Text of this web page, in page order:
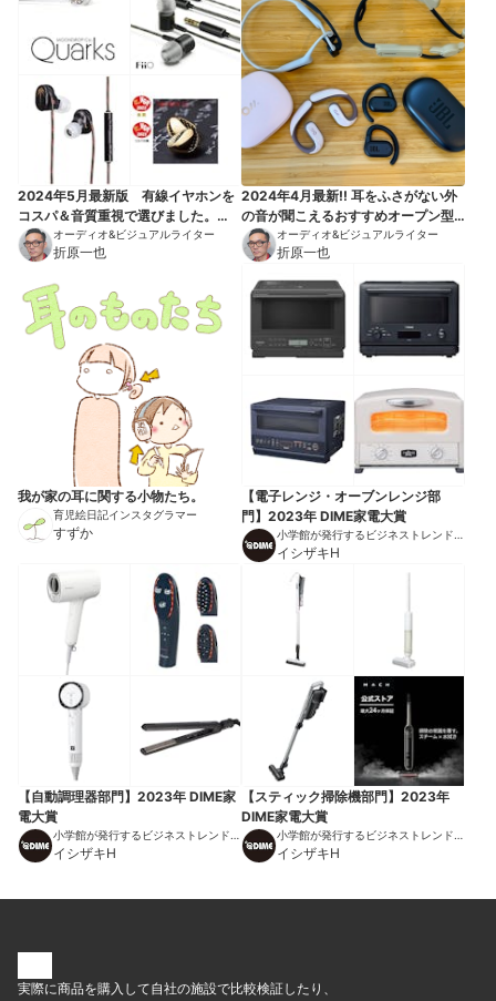
2024年5月最新版 有線イヤホンを
コスパ＆音質重視で選びました。
5000円以下の安い機種も選出。全機
種テスト済みです！
オーディオ&ビジュアルライター
折原一也
2024年4月最新!! 耳をふさがない外
の音が聞こえるおすすめオープン型
ワイヤレスイヤホン。ながら聞きイ
ヤホンから音質と装着感、コスパに
優れたおすすめをセレクト！ 骨伝
導や完全ワイヤレスタイプも選出。
オーディオ&ビジュアルライター
折原一也
我が家の耳に関する小物たち。
育児絵日記インスタグラマー
すずか
【電子レンジ・オーブンレンジ部
門】2023年 DIME家電大賞
小学館が発行するビジネストレンドマ
ガジン
イシザキH
【自動調理器部門】2023年 DIME家
電大賞
小学館が発行するビジネストレンドマ
ガジン
イシザキH
【スティック掃除機部門】2023年
DIME家電大賞
小学館が発行するビジネストレンドマ
ガジン
イシザキH
実際に商品を購入して自社の施設で比較検証したり、